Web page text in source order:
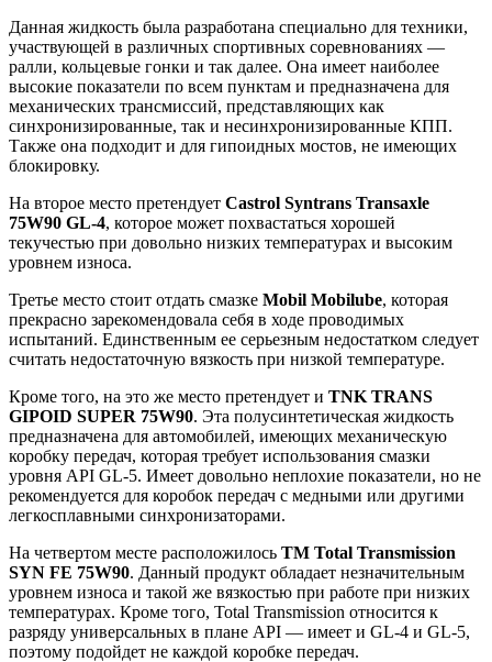
Данная жидкость была разработана специально для техники,
участвующей в различных спортивных соревнованиях —
ралли, кольцевые гонки и так далее. Она имеет наиболее
высокие показатели по всем пунктам и предназначена для
механических трансмиссий, представляющих как
синхронизированные, так и несинхронизированные КПП.
Также она подходит и для гипоидных мостов, не имеющих
блокировку.
На второе место претендует Castrol Syntrans Transaxle
75W90 GL-4, которое может похвастаться хорошей
текучестью при довольно низких температурах и высоким
уровнем износа.
Третье место стоит отдать смазке Mobil Mobilube, которая
прекрасно зарекомендовала себя в ходе проводимых
испытаний. Единственным ее серьезным недостатком следует
считать недостаточную вязкость при низкой температуре.
Кроме того, на это же место претендует и TNK TRANS
GIPOID SUPER 75W90. Эта полусинтетическая жидкость
предназначена для автомобилей, имеющих механическую
коробку передач, которая требует использования смазки
уровня API GL-5. Имеет довольно неплохие показатели, но не
рекомендуется для коробок передач с медными или другими
легкосплавными синхронизаторами.
На четвертом месте расположилось ТМ Total Transmission
SYN FE 75W90. Данный продукт обладает незначительным
уровнем износа и такой же вязкостью при работе при низких
температурах. Кроме того, Total Transmission относится к
разряду универсальных в плане API — имеет и GL-4 и GL-5,
поэтому подойдет не каждой коробке передач.